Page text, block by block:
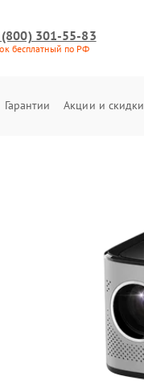
(800) 301-55-83
бесплатный по РФ
Гарантии Акции и скидки